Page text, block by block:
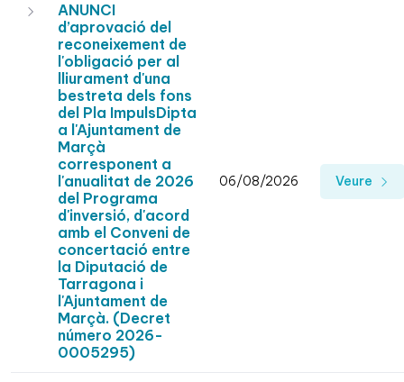
ANUNCI
d’aprovació del
reconeixement de
l'obligació per al
lliurament d'una
bestreta dels fons
del Pla ImpulsDipta
a l'Ajuntament de
Marçà
corresponent a
l'anualitat de 2026
del Programa
d'inversió, d'acord
amb el Conveni de
concertació entre
la Diputació de
Tarragona i
l'Ajuntament de
Marçà. (Decret
número 2026-
0005295)
06/08/2026 Veure